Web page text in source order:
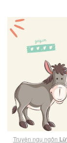
Truyện ngụ ngôn